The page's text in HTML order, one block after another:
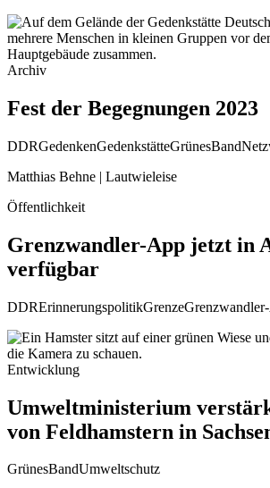
Archiv
Fest der Begegnungen 2023
DDRGedenkenGedenkstätteGrünesBand
Matthias Behne | Lautwieleise
Öffentlichkeit
Grenzwandler-App jetzt in
verfügbar
DDRErinnerungspolitikGrenze
Entwicklung
Umweltministerium
von Feldhamstern in
GrünesBandUmweltschutz